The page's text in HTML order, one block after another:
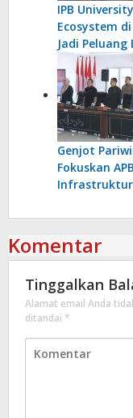
IPB
Ecosystem
Jadi Peluang
Genjot
Fokuskan
Infrastruktur
Komentar
Tinggalkan
Alamat email Anda
ditandai *